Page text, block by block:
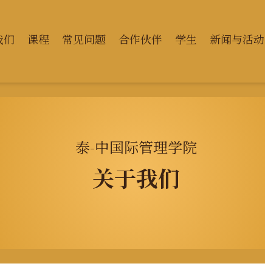
们 课程 常见问题 合作伙伴 学生 新闻与活动
泰-中国际管理学院
关于我们